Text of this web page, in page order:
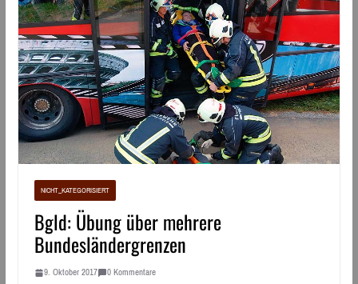
NICHT_KATEGORISIERT
Bgld: Übung über mehrere
Bundesländergrenzen
9. Oktober 2017 0 Kommentare